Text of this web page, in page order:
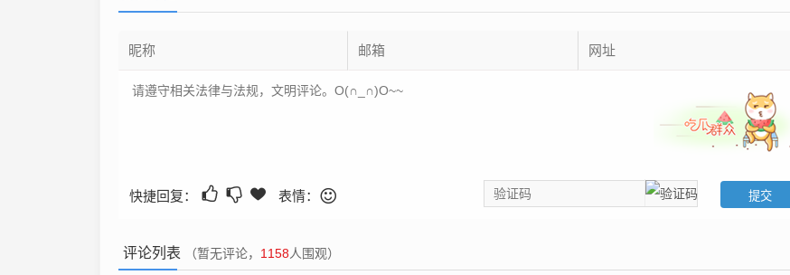
快捷回复： 表情：
评论列表 （暂无评论， 1158人围观）